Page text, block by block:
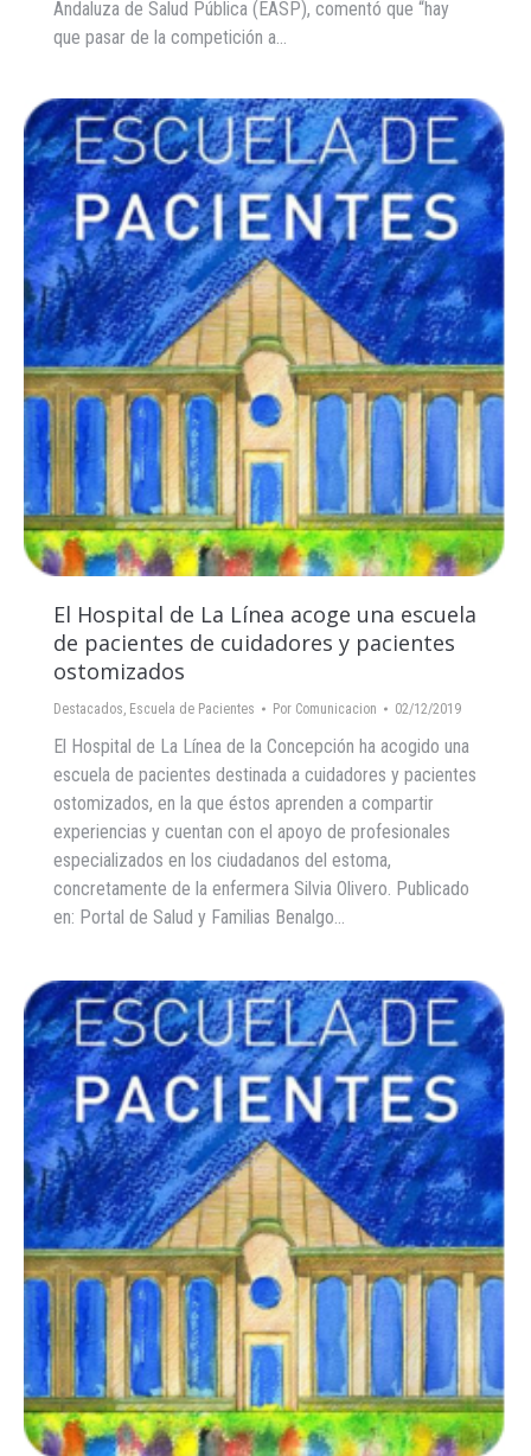
Andaluza de Salud Pública (EASP), comentó que “hay
que pasar de la competición a…
El Hospital de La Línea acoge una escuela
de pacientes de cuidadores y pacientes
ostomizados
Destacados, Escuela de Pacientes Por Comunicacion 02/12/2019
El Hospital de La Línea de la Concepción ha acogido una
escuela de pacientes destinada a cuidadores y pacientes
ostomizados, en la que éstos aprenden a compartir
experiencias y cuentan con el apoyo de profesionales
especializados en los ciudadanos del estoma,
concretamente de la enfermera Silvia Olivero. Publicado
en: Portal de Salud y Familias Benalgo…